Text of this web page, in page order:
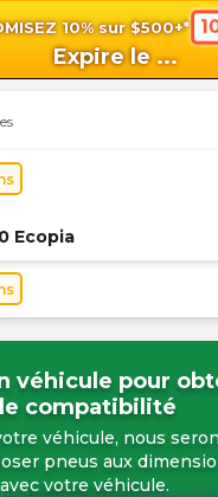
10% sur $500+*
Expire le ...
Ecopia
véhicule pour
compatibilité
véhicule, nous
pneus aux
votre véhicule.